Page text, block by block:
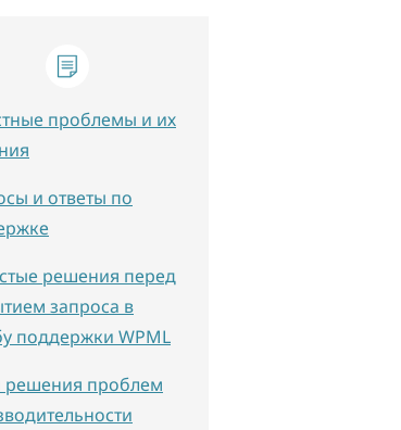
проблемы и их
и ответы по
решения перед
запроса в
поддержки WPML
проблем